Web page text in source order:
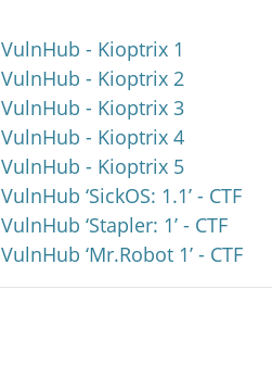
VulnHub - Kioptrix 1
VulnHub - Kioptrix 2
VulnHub - Kioptrix 3
VulnHub - Kioptrix 4
VulnHub - Kioptrix 5
VulnHub ‘SickOS: 1.1’ - CTF
VulnHub ‘Stapler: 1’ - CTF
VulnHub ‘Mr.Robot 1’ - CTF